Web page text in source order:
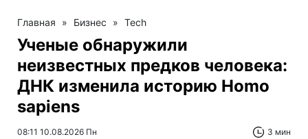
Главная » Бизнес » Tech
Ученые обнаружили
неизвестных предков человека:
ДНК изменила историю Homo
sapiens
08:11 10.08.2026 Пн 3 мин